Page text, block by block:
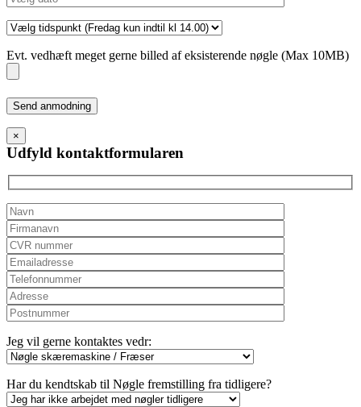
Evt. vedhæft meget gerne billed af eksisterende nøgle (Max 10MB)
Please
leave
this
field
empty.
×
Udfyld kontaktformularen
Jeg vil gerne kontaktes vedr:
Har du kendtskab til Nøgle fremstilling fra tidligere?